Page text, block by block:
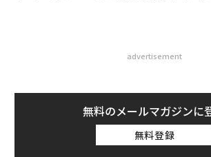
advertisement
無料のメールマガジンに
無料登録